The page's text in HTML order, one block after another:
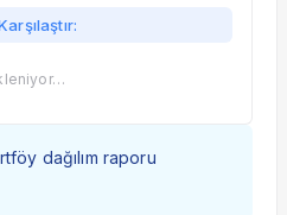
dağılım raporu